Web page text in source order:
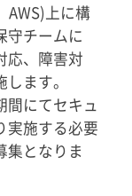
AWS)上に構
守チームに
応、障害対
ます。
間にてセキュ
実施する必要
集となりま